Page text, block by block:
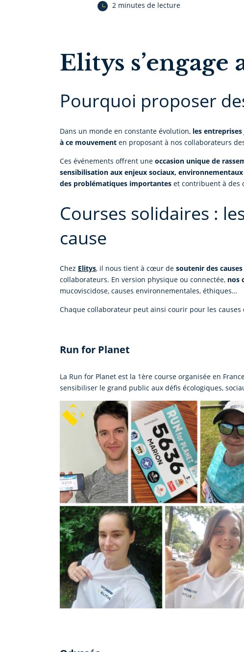
2 minutes de lecture
Elitys s’engage
Pourquoi proposer
Dans un monde en constante évolution, les
à ce mouvement en proposant à nos collaborateurs
Ces événements offrent une occasion unique de
sensibilisation aux enjeux sociaux,
des problématiques importantes et contribuent à des
Courses solidaires :
cause
Chez Elitys, il nous tient à cœur de soutenir des
collaborateurs. En version physique ou connectée, nos
mucoviscidose, causes environnementales, éthiques…
Chaque collaborateur peut ainsi courir pour les
Run for Planet
La Run for Planet est la 1ère course organisée en
sensibiliser le grand public aux défis écologiques,